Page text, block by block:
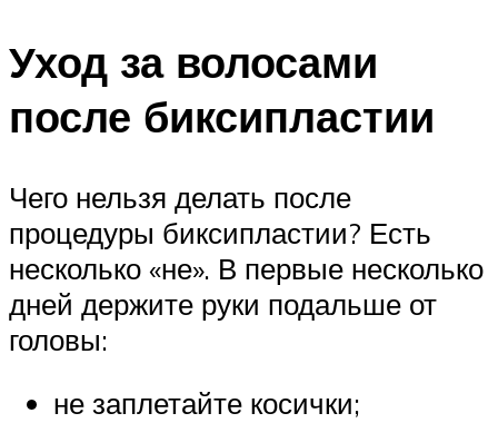
Уход за волосами
после биксипластии
Чего нельзя делать после
процедуры биксипластии? Есть
несколько «не». В первые несколько
дней держите руки подальше от
головы:
не заплетайте косички;